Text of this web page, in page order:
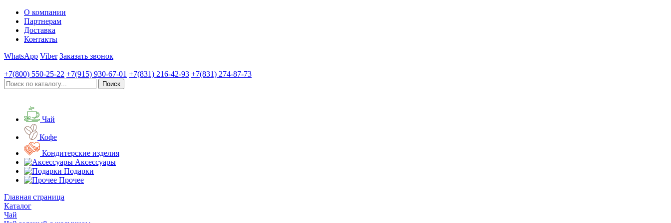
О компании
Партнерам
Доставка
Контакты
WhatsApp Viber Заказать звонок
+7(800) 550-25-22 +7(915) 930-67-01 +7(831) 216-42-93 +7(831) 274-87-73
Чай
Кофе
Кондитерские изделия
Аксессуары
Подарки
Прочее
Главная страница
Каталог
Чай